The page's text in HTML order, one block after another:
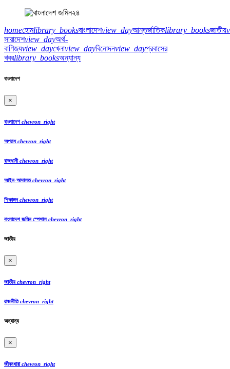
homeহোমlibrary_booksবাংলাদেশview_dayআন্তর্জাতিকlibrary_booksজাতীয়
সারাদেশview_dayঅর্থ-
বাণিজ্যview_dayখেলাview_dayবিনোদনview_dayপ্রবাসের
খবরlibrary_booksঅন্যান্য
বাংলাদেশ
×
বাংলাদেশ chevron_right
অপরাধchevron_right
রাজধানীchevron_right
আইন-আদালতchevron_right
শিক্ষাঙ্গনchevron_right
বাংলাদেশ জমিন স্পেশাল chevron_right
জাতীয়
×
জাতীয়chevron_right
রাজনীতিchevron_right
অন্যান্য
×
জীবনধারাchevron_right